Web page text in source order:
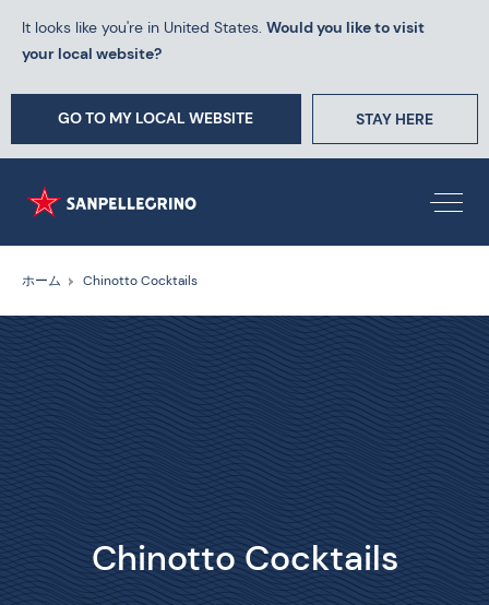
It looks like you're in United States. Would you like to visit
your local website?
GO TO MY LOCAL WEBSITE STAY HERE
ホーム Chinotto Cocktails
Chinotto Cocktails